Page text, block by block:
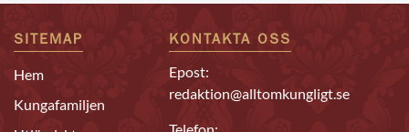
SITEMAP
Hem
Kungafamiljen
KONTAKTA OSS
Epost:
redaktion@alltomkungligt.se